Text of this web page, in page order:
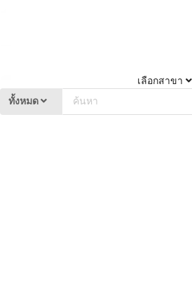
เลือกสาขา
ทั้งหมด